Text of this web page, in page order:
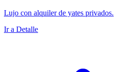
Lujo con alquiler de yates privados.
Ir a Detalle